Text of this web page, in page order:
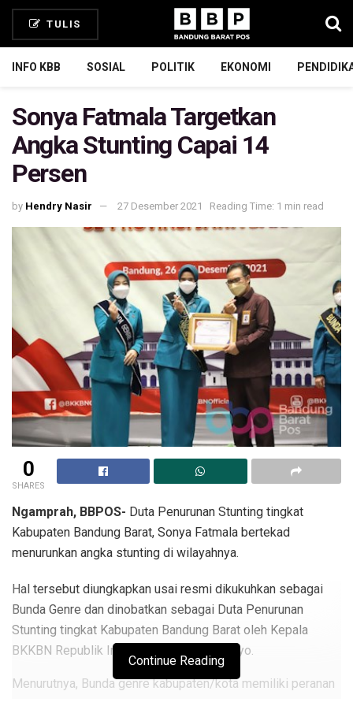
TULIS
INFO KBB SOSIAL POLITIK EKONOMI
Sonya Fatmala Targetkan
Angka Stunting Capai 14
Persen
by Hendry Nasir 27 Desember 2021 Reading Time: 1 min read
0
SHARES
Ngamprah, BBPOS- Duta Penurunan Stunting tingkat
Kabupaten Bandung Barat, Sonya Fatmala bertekad
menurunkan angka stunting di wilayahnya.
Hal tersebut diungkapkan usai resmi dikukuhkan sebagai
Bunda Genre dan dinobatkan sebagai Duta Penurunan
Stunting tingkat Kabupaten Bandung Barat oleh Kepala
BKKBN Republik Indonesia, Hasto Wardoyo.
Menurutnya, Bunda genre kabupaten/kota memiliki peranan
Continue Reading